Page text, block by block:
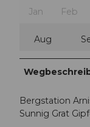
Jan Feb
Aug
Bergstation
Sunnig Grat